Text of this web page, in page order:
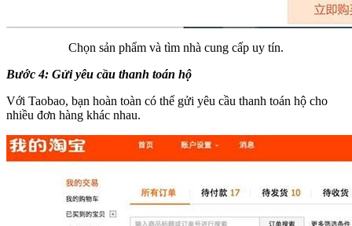
Chọn sản phẩm và tìm nhà cung cấp uy tín.
Bước 4: Gửi yêu cầu thanh toán hộ
Với Taobao, bạn hoàn toàn có thể gửi yêu cầu thanh toán hộ cho
nhiều đơn hàng khác nhau.